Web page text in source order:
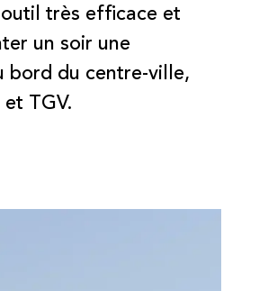
outil très efficace et
un soir une
bord du centre-ville,
TGV.